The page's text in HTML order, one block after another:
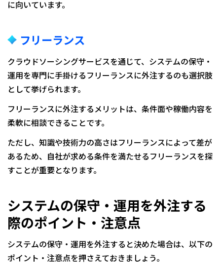
に向いています。
フリーランス
クラウドソーシングサービスを通じて、システムの保守・
運用を専門に手掛けるフリーランスに外注するのも選択肢
として挙げられます。
フリーランスに外注するメリットは、条件面や稼働内容を
柔軟に相談できることです。
ただし、知識や技術力の高さはフリーランスによって差が
あるため、自社が求める条件を満たせるフリーランスを探
すことが重要となります。
システムの保守・運用を外注する
際のポイント・注意点
システムの保守・運用を外注すると決めた場合は、以下の
ポイント・注意点を押さえておきましょう。